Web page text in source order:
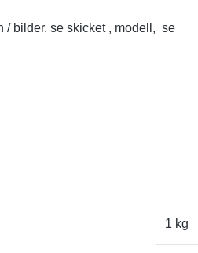
/ bilder. se skicket , modell, se
1 kg